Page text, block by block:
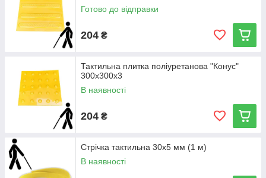
Готово до відправки
204 ₴
Тактильна плитка поліуретанова "Конус"
300х300х3
В наявності
204 ₴
Стрічка тактильна 30х5 мм (1 м)
В наявності